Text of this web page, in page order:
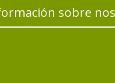
sobre